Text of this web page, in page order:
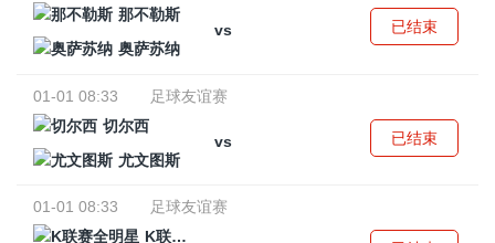
那不勒斯
vs
奥萨苏纳
已结束
01-01 08:33
足球友谊赛
切尔西
vs
尤文图斯
已结束
01-01 08:33
足球友谊赛
K联赛全明星